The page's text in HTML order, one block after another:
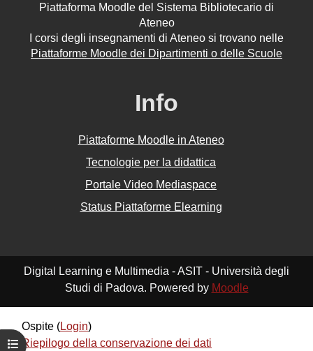
Apri indice del corso
Piattaforma Moodle del Sistema Bibliotecario di
Ateneo
I corsi degli insegnamenti di Ateneo si trovano nelle
Piattaforme Moodle dei Dipartimenti o delle Scuole
Info
Piattaforme Moodle in Ateneo
Tecnologie per la didattica
Portale Video Mediaspace
Status Piattaforme Elearning
Digital Learning e Multimedia - ASIT - Università degli
Studi di Padova. Powered by Moodle
Ospite (Login)
Riepilogo della conservazione dei dati